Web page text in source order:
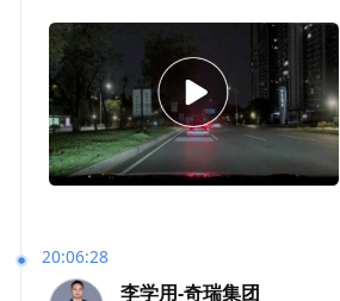
20:06:28
李学用-奇瑞集团